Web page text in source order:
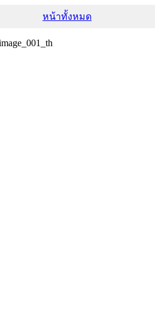
หน้าทั้งหมด